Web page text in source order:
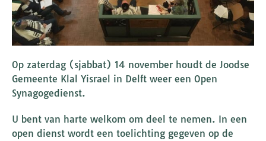
Op zaterdag (sjabbat) 14 november houdt de Joodse
Gemeente Klal Yisrael in Delft weer een Open
Synagogedienst.
U bent van harte welkom om deel te nemen. In een
open dienst wordt een toelichting gegeven op de